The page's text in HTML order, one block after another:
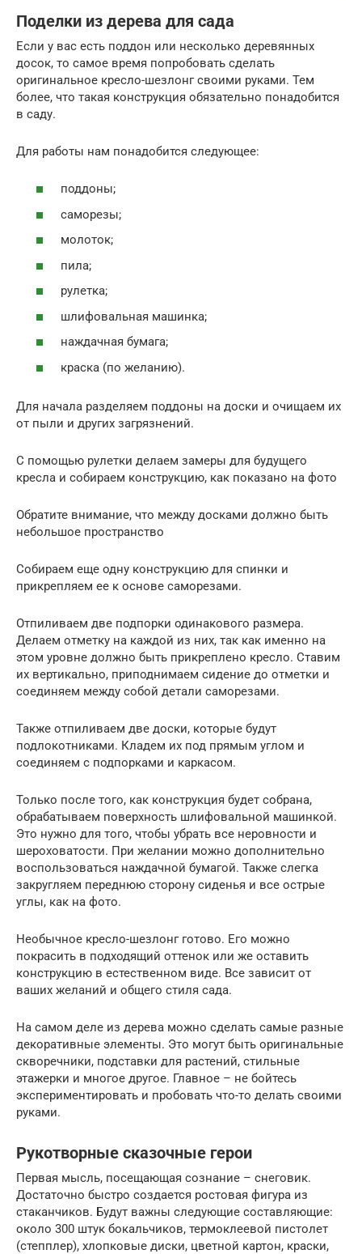
Поделки из дерева для сада
Если у вас есть поддон или несколько деревянных
досок, то самое время попробовать сделать
оригинальное кресло-шезлонг своими руками. Тем
более, что такая конструкция обязательно понадобится
в саду.
Для работы нам понадобится следующее:
поддоны;
саморезы;
молоток;
пила;
рулетка;
шлифовальная машинка;
наждачная бумага;
краска (по желанию).
Для начала разделяем поддоны на доски и очищаем их
от пыли и других загрязнений.
С помощью рулетки делаем замеры для будущего
кресла и собираем конструкцию, как показано на фото
Обратите внимание, что между досками должно быть
небольшое пространство
Собираем еще одну конструкцию для спинки и
прикрепляем ее к основе саморезами.
Отпиливаем две подпорки одинакового размера.
Делаем отметку на каждой из них, так как именно на
этом уровне должно быть прикреплено кресло. Ставим
их вертикально, приподнимаем сидение до отметки и
соединяем между собой детали саморезами.
Также отпиливаем две доски, которые будут
подлокотниками. Кладем их под прямым углом и
соединяем с подпорками и каркасом.
Только после того, как конструкция будет собрана,
обрабатываем поверхность шлифовальной машинкой.
Это нужно для того, чтобы убрать все неровности и
шероховатости. При желании можно дополнительно
воспользоваться наждачной бумагой. Также слегка
закругляем переднюю сторону сиденья и все острые
углы, как на фото.
Необычное кресло-шезлонг готово. Его можно
покрасить в подходящий оттенок или же оставить
конструкцию в естественном виде. Все зависит от
ваших желаний и общего стиля сада.
На самом деле из дерева можно сделать самые разные
декоративные элементы. Это могут быть оригинальные
скворечники, подставки для растений, стильные
этажерки и многое другое. Главное – не бойтесь
экспериментировать и пробовать что-то делать своими
руками.
Рукотворные сказочные герои
Первая мысль, посещающая сознание – снеговик.
Достаточно быстро создается ростовая фигура из
стаканчиков. Будут важны следующие составляющие:
около 300 штук бокальчиков, термоклеевой пистолет
(степплер), хлопковые диски, цветной картон, краски,